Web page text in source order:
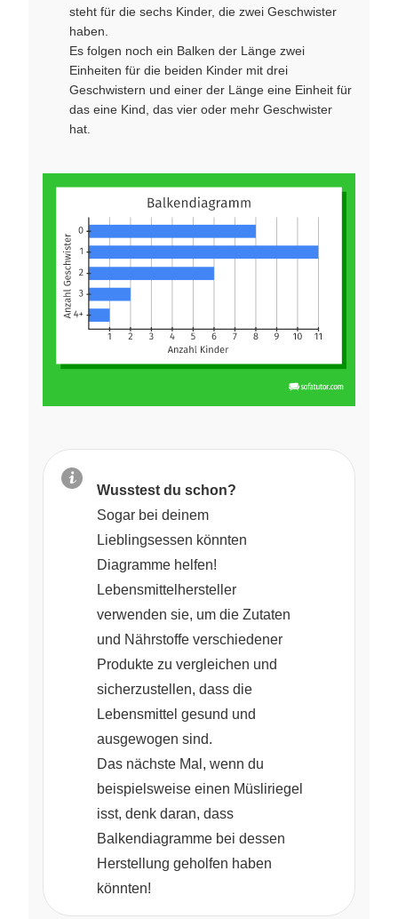
steht für die sechs Kinder, die zwei Geschwister
haben.
Es folgen noch ein Balken der Länge zwei
Einheiten für die beiden Kinder mit drei
Geschwistern und einer der Länge eine Einheit für
das eine Kind, das vier oder mehr Geschwister
hat.
Wusstest du schon?
Sogar bei deinem
Lieblingsessen könnten
Diagramme helfen!
Lebensmittelhersteller
verwenden sie, um die Zutaten
und Nährstoffe verschiedener
Produkte zu vergleichen und
sicherzustellen, dass die
Lebensmittel gesund und
ausgewogen sind.
Das nächste Mal, wenn du
beispielsweise einen Müsliriegel
isst, denk daran, dass
Balkendiagramme bei dessen
Herstellung geholfen haben
könnten!